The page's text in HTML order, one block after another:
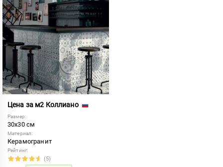
Цена за м2 Коллиано
Размер:
30x30 см
Материал:
Керамогранит
Рейтинг:
(5)